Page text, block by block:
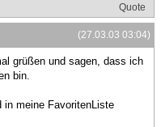
Quote
(27.03.03 03:04)
grüßen und sagen, dass ich
bin.
in meine FavoritenListe